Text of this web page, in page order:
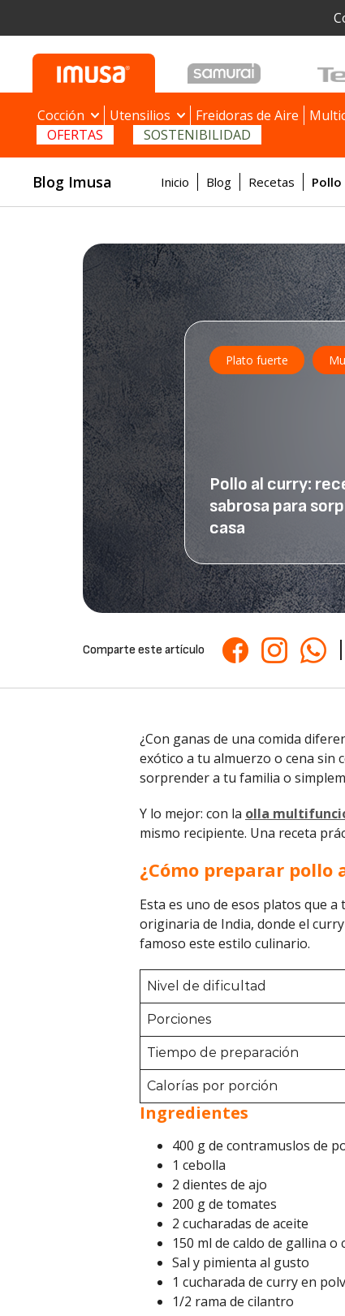
Cocción Utensilios Freidoras de Aire
OFERTAS
SOSTENIBILIDAD
Blog Imusa Inicio Blog Recetas
Plato fuerte
Pollo al curry:
sabrosa para
casa
Comparte este artículo
¿Con ganas de una comida
exótico a tu almuerzo o cena sin
sorprender a tu familia o
Y lo mejor: con la olla
mismo recipiente. Una receta
¿Cómo preparar pollo
Esta es uno de esos platos que
originaria de India, donde el
famoso este estilo culinario.
Nivel de dificultad
Porciones
Tiempo de preparación
Calorías por porción
Ingredientes
400 g de contramuslos de
1 cebolla
2 dientes de ajo
200 g de tomates
2 cucharadas de aceite
150 ml de caldo de gallina o
Sal y pimienta al gusto
1 cucharada de curry en
1/2 rama de cilantro